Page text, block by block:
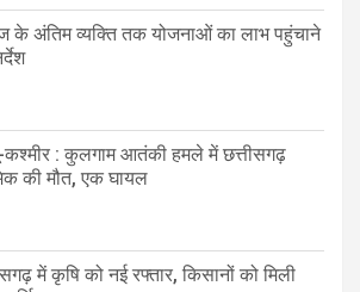
के अंतिम व्यक्ति तक योजनाओं का लाभ पहुंचाने
कश्मीर : कुलगाम आतंकी हमले में छत्तीसगढ़
की मौत, एक घायल
में कृषि को नई रफ्तार, किसानों को मिली